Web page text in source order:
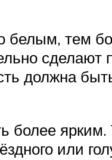
белым, тем
должна
более
или